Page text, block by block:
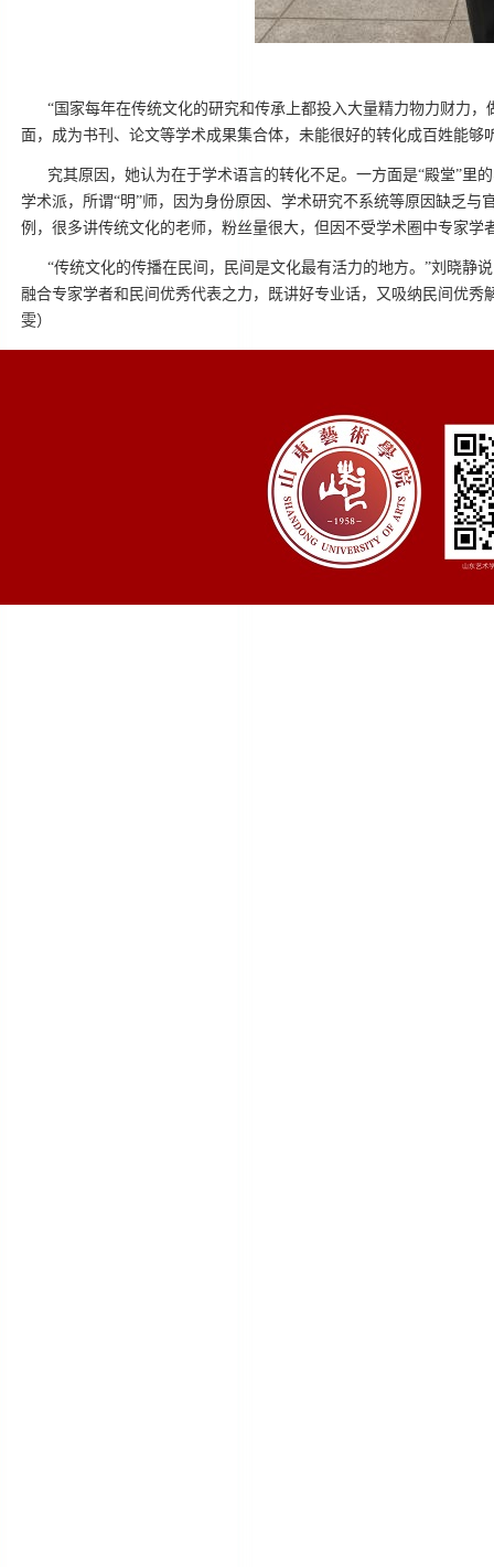
“国家每年在传统文化的研究和传承上都投入大量精力物力财力
面，成为书刊、论文等学术成果集合体，未能很好的转化成百姓能够
究其原因，她认为在于学术语言的转化不足。一方面是“殿堂”里
学术派，所谓“明”师，因为身份原因、学术研究不系统等原因缺乏
例，很多讲传统文化的老师，粉丝量很大，但因不受学术圈中专家
“传统文化的传播在民间，民间是文化最有活力的地方。”刘晓静
融合专家学者和民间优秀代表之力，既讲好专业话，又吸纳民间优
雯）